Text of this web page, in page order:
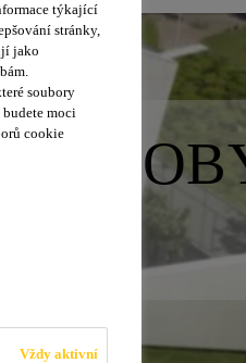
týkající
stránky,
jako
soubory
moci
cookie
Vždy aktivní